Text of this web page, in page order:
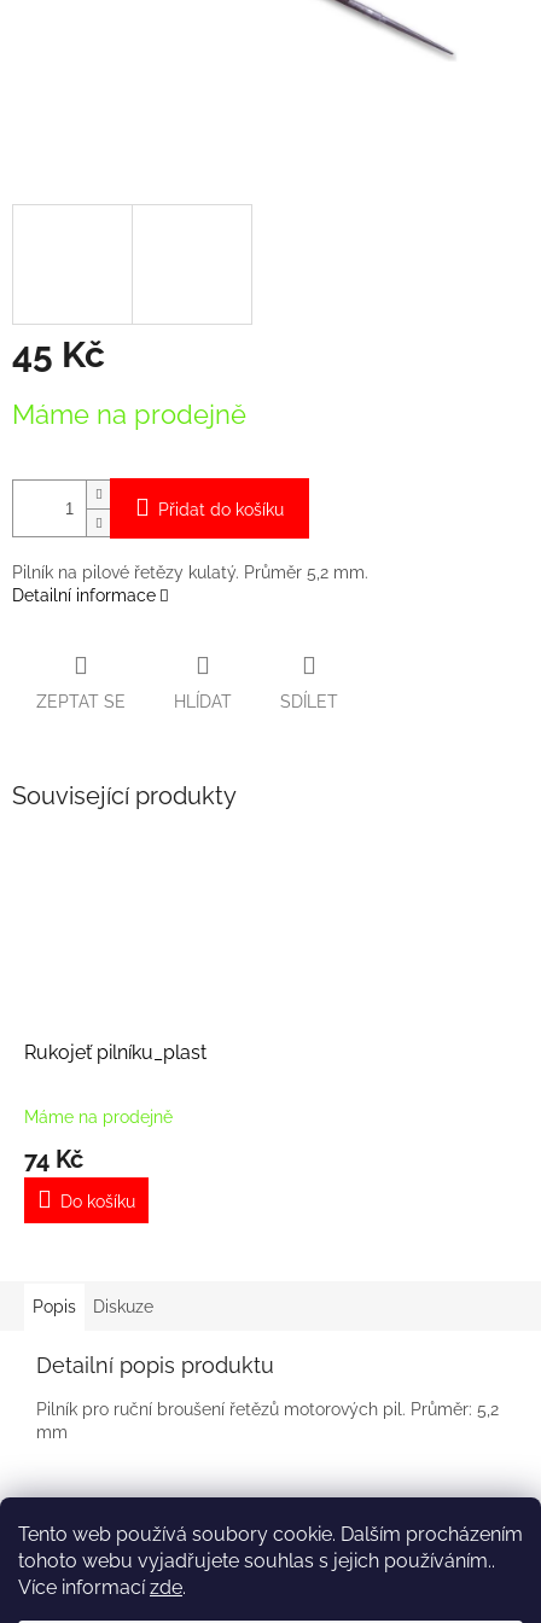
Tento web používá soubory cookie. Dalším procházením
tohoto webu vyjadřujete souhlas s jejich používáním..
Více informacízde.
45 Kč
cena:
Máme na prodejně
Přidat do košíku
Pilník na pilové řetězy kulatý. Průměr 5,2 mm.
Detailní informace
ZEPTAT SE HLÍDAT SDÍLET
Související produkty
Rukojeť pilníku_plast
Máme na prodejně
74 Kč
Do košíku
Popis Diskuze
Detailní popis produktu
Pilník pro ruční broušení řetězů motorových pil. Průměr: 5,2
mm
Z
Kontakt Služby